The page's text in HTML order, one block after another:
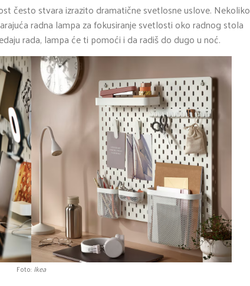
često stvara izrazito dramatične svetlosne uslove. Nekoliko
radna lampa za fokusiranje svetlosti oko radnog stola
rada, lampa će ti pomoći i da radiš do dugo u noć.
Foto:Ikea